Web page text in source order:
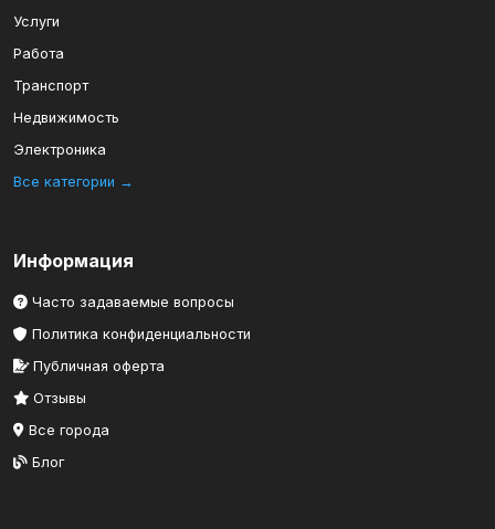
Услуги
Работа
Транспорт
Недвижимость
Электроника
Все категории →
Информация
Часто задаваемые вопросы
Политика конфиденциальности
Публичная оферта
Отзывы
Все города
Блог